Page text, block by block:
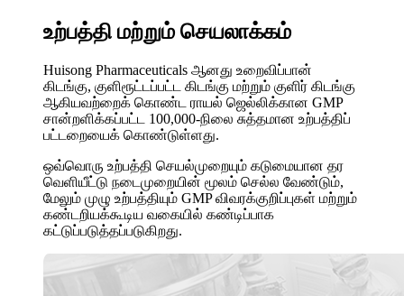
உற்பத்தி மற்றும் செயலாக்கம்
Huisong Pharmaceuticals ஆனது உறைவிப்பான்
கிடங்கு, குளிரூட்டப்பட்ட கிடங்கு மற்றும் குளிர் கிடங்கு
ஆகியவற்றைக் கொண்ட ராயல் ஜெல்லிக்கான GMP
சான்றளிக்கப்பட்ட 100,000-நிலை சுத்தமான உற்பத்திப்
பட்டறையைக் கொண்டுள்ளது.
ஒவ்வொரு உற்பத்தி செயல்முறையும் கடுமையான தர
வெளியீட்டு நடைமுறையின் மூலம் செல்ல வேண்டும்,
மேலும் முழு உற்பத்தியும் GMP விவரக்குறிப்புகள் மற்றும்
கண்டறியக்கூடிய வகையில் கண்டிப்பாக
கட்டுப்படுத்தப்படுகிறது.